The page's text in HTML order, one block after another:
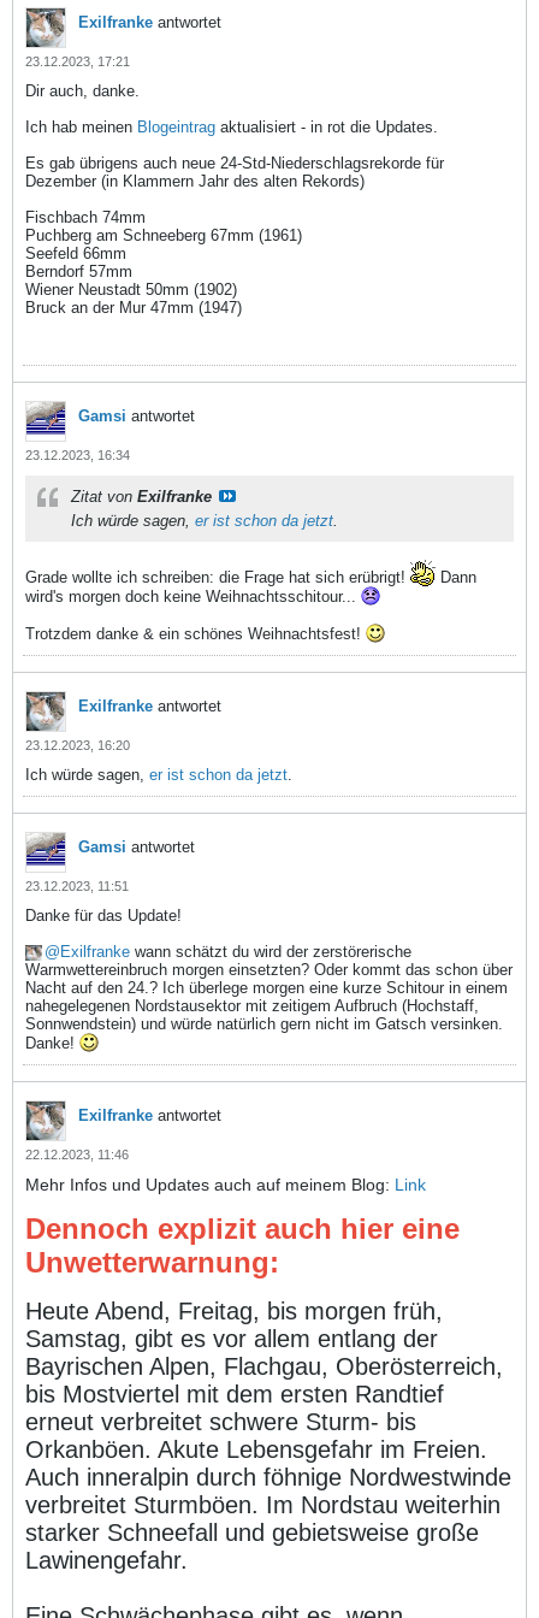
Exilfranke antwortet
23.12.2023, 17:21
Dir auch, danke.
Ich hab meinen Blogeintrag aktualisiert - in rot die Updates.
Es gab übrigens auch neue 24-Std-Niederschlagsrekorde für
Dezember (in Klammern Jahr des alten Rekords)
Fischbach 74mm
Puchberg am Schneeberg 67mm (1961)
Seefeld 66mm
Berndorf 57mm
Wiener Neustadt 50mm (1902)
Bruck an der Mur 47mm (1947)
Gamsi antwortet
23.12.2023, 16:34
Zitat von Exilfranke
Ich würde sagen, er ist schon da jetzt.
Grade wollte ich schreiben: die Frage hat sich erübrigt!
Dann
wird's morgen doch keine Weihnachtsschitour...
Trotzdem danke & ein schönes Weihnachtsfest!
Exilfranke antwortet
23.12.2023, 16:20
Ich würde sagen, er ist schon da jetzt.
Gamsi antwortet
23.12.2023, 11:51
Danke für das Update!
Exilfranke wann schätzt du wird der zerstörerische
Warmwettereinbruch morgen einsetzten? Oder kommt das schon über
Nacht auf den 24.? Ich überlege morgen eine kurze Schitour in einem
nahegelegenen Nordstausektor mit zeitigem Aufbruch (Hochstaff,
Sonnwendstein) und würde natürlich gern nicht im Gatsch versinken.
Danke!
Exilfranke antwortet
22.12.2023, 11:46
Mehr Infos und Updates auch auf meinem Blog: Link
Dennoch explizit auch hier eine
Unwetterwarnung:
Heute Abend, Freitag, bis morgen früh,
Samstag, gibt es vor allem entlang der
Bayrischen Alpen, Flachgau, Oberösterreich,
bis Mostviertel mit dem ersten Randtief
erneut verbreitet schwere Sturm- bis
Orkanböen. Akute Lebensgefahr im Freien.
Auch inneralpin durch föhnige Nordwestwinde
verbreitet Sturmböen. Im Nordstau weiterhin
starker Schneefall und gebietsweise große
Lawinengefahr.